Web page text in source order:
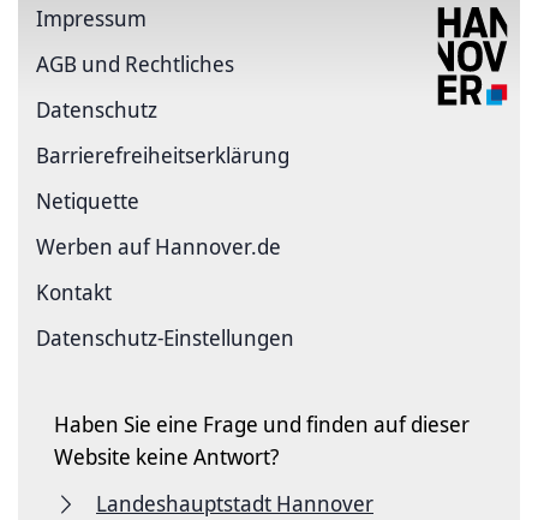
Impressum
AGB und Rechtliches
Datenschutz
Barriere­freiheits­erklärung
Netiquette
Werben auf Hannover.de
Kontakt
Datenschutz-Einstellungen
Haben Sie eine Frage und finden auf dieser
Website keine Antwort?
Landeshauptstadt Hannover